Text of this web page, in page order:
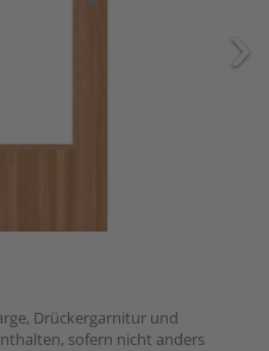
Drückergarnitur und
sofern nicht anders